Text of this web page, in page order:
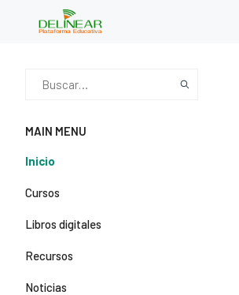
MAIN MENU
Inicio
Cursos
Libros digitales
Recursos
Noticias